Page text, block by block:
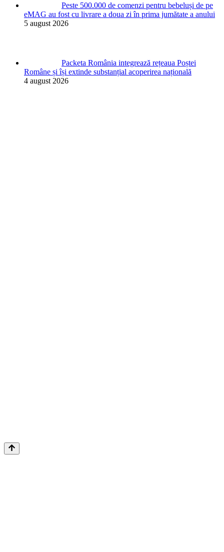
Peste 500.000 de comenzi pentru bebeluși de pe
eMAG au fost cu livrare a doua zi în prima jumătate a anului
5 august 2026
Packeta România integrează rețeaua Poștei
Române și își extinde substanțial acoperirea națională
4 august 2026